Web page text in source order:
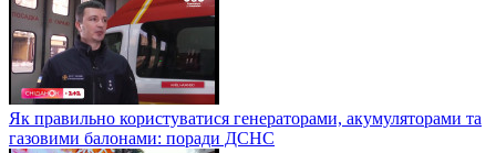
Як правильно користуватися генераторами, акумуляторами та
газовими балонами: поради ДСНС